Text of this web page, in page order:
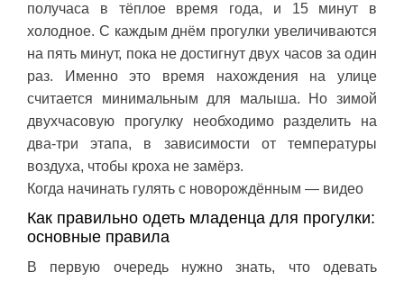
получаса в тёплое время года, и 15 минут в
холодное. С каждым днём прогулки увеличиваются
на пять минут, пока не достигнут двух часов за один
раз. Именно это время нахождения на улице
считается минимальным для малыша. Но зимой
двухчасовую прогулку необходимо разделить на
два-три этапа, в зависимости от температуры
воздуха, чтобы кроха не замёрз.
Когда начинать гулять с новорождённым — видео
Как правильно одеть младенца для прогулки:
основные правила
В первую очередь нужно знать, что одевать